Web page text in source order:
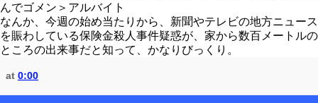
んでゴメン＞アルバイト
なんか、今週の始め当たりから、新聞やテレビの地方ニュース
を賑わしている保険金殺人事件疑惑が、家から数百メートルの
ところの出来事だと知って、かなりびっくり。
at 0:00